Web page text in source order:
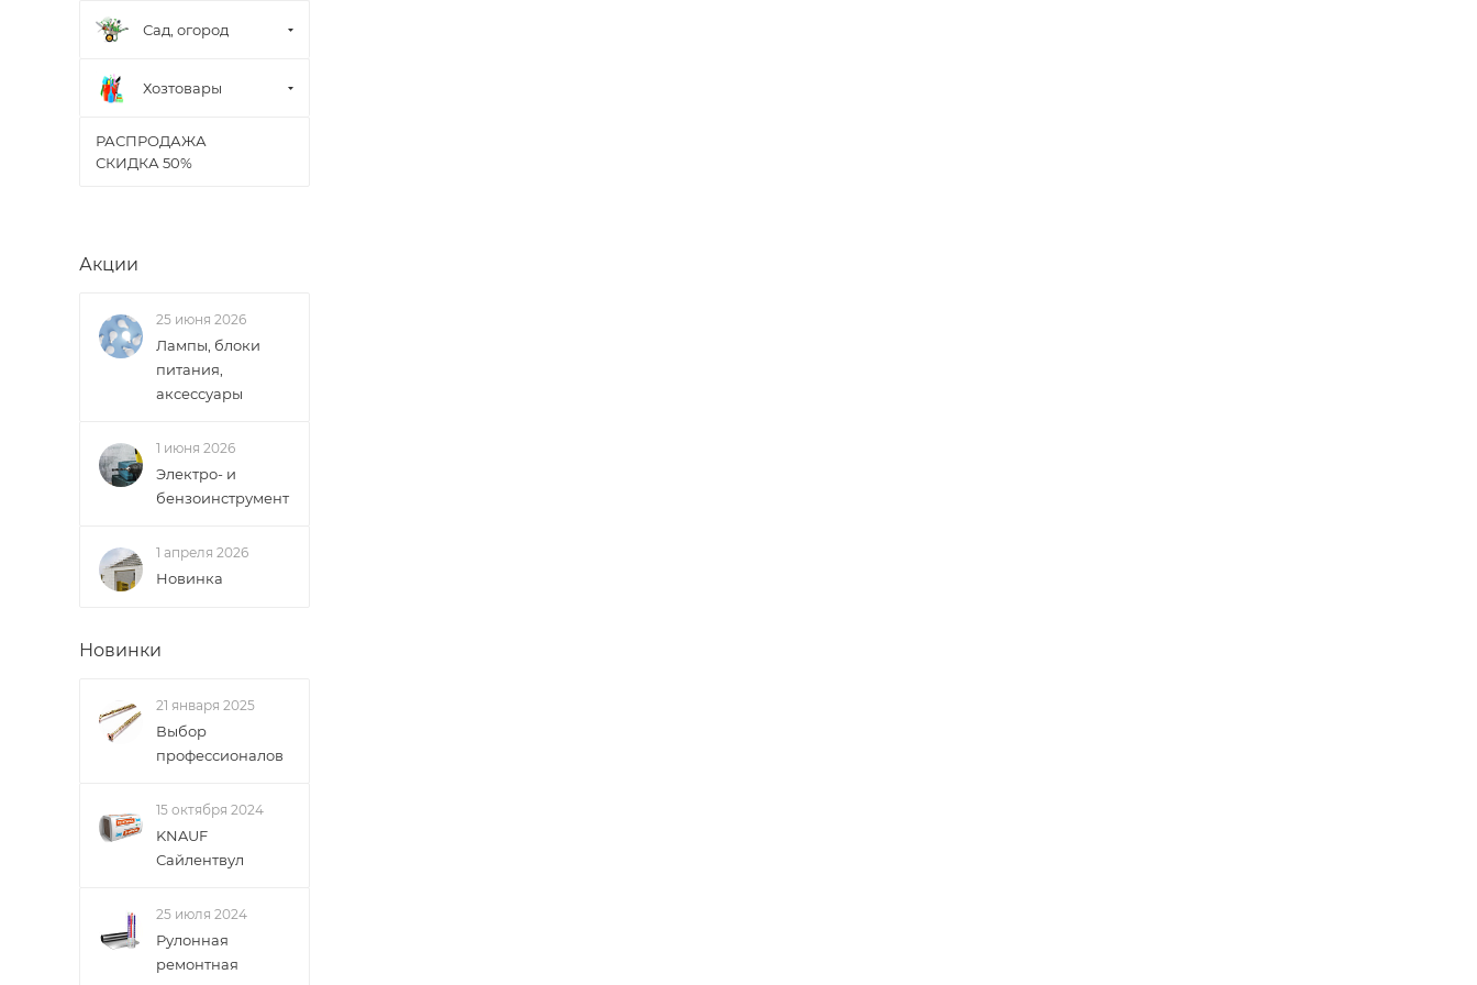
Сад, огород
Хозтовары
РАСПРОДАЖА
СКИДКА 50%
Акции
25 июня 2026
Лампы, блоки
питания,
аксессуары
1 июня 2026
Электро- и
бензоинструмент
1 апреля 2026
Новинка
Новинки
21 января 2025
Выбор
профессионалов
15 октября 2024
KNAUF
Сайлентвул
25 июля 2024
Рулонная
ремонтная